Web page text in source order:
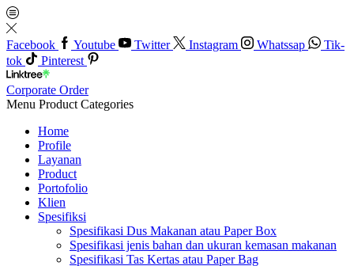
Facebook Youtube Twitter Instagram Whatssap
Tik-
tok
Pinterest
Corporate Order
Menu Product Categories
Home
Profile
Layanan
Product
Portofolio
Klien
Spesifiksi
Spesifikasi Dus Makanan atau Paper Box
Spesifikasi jenis bahan dan ukuran kemasan makanan
Spesifikasi Tas Kertas atau Paper Bag